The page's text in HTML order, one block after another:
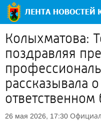
Колыхматова:
поздравляя
рассказывала
ответственном
26 мая 2026, 17:30